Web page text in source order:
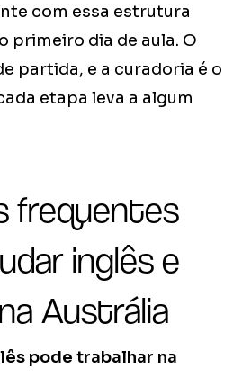
com essa estrutura
primeiro dia de aula. O
partida, e a curadoria é o
etapa leva a algum
frequentes
inglês e
Austrália
pode trabalhar na